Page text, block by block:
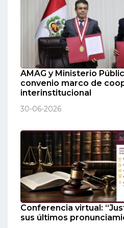
AMAG y Ministerio
convenio marco de
interinstitucional
30-06-2026
Conferencia virtual:
sus últimos